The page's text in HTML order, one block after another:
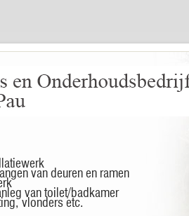
van deuren en ramen
van toilet/badkamer
vlonders etc.